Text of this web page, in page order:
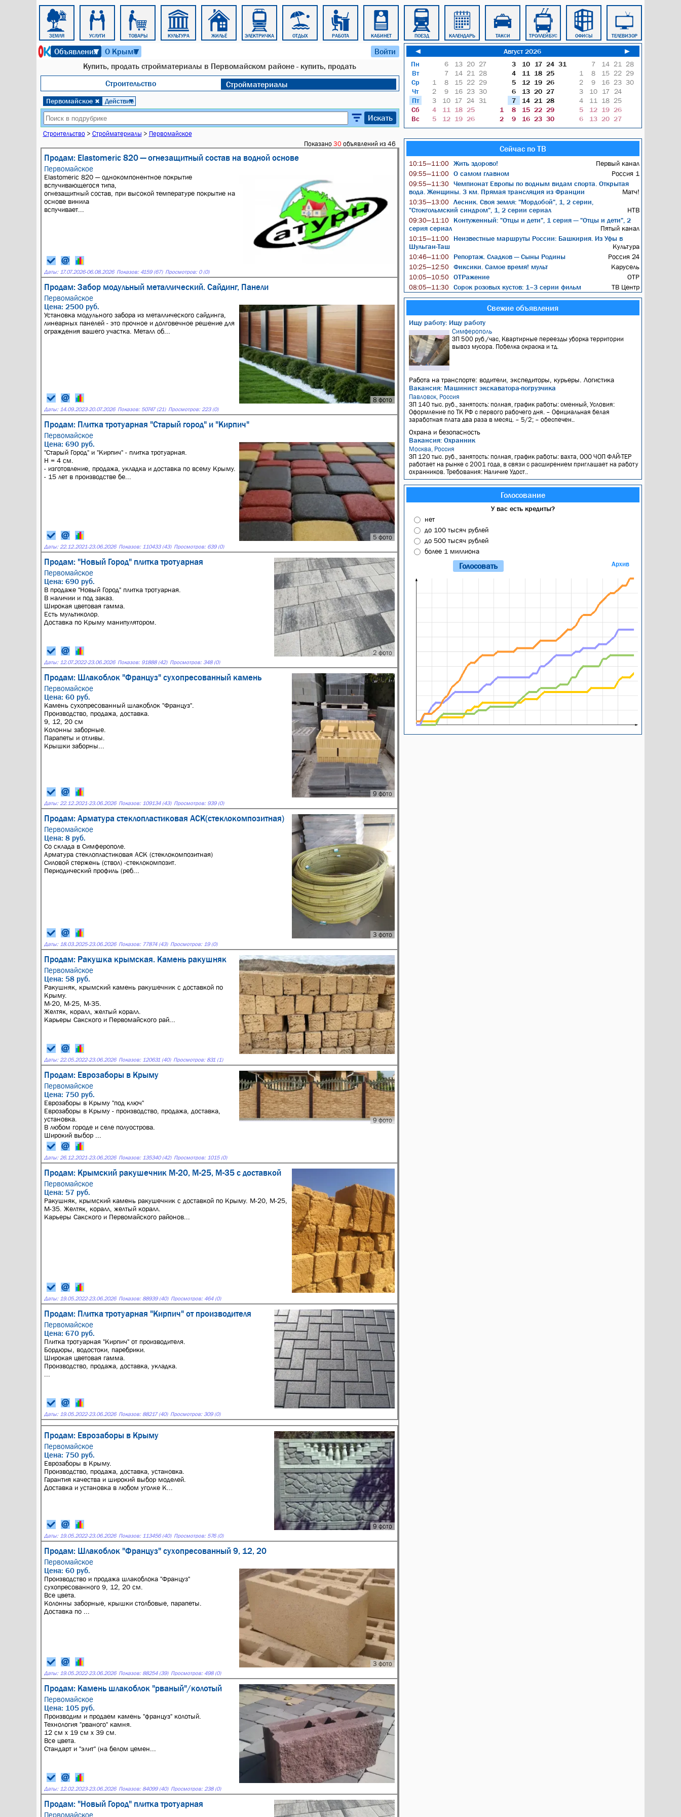
ЗЕМЛЯ УСЛУГИ ТОВАРЫ КУЛЬТУРА ЖИЛЬЁ ЭЛЕКТРИЧКА ОТДЫХ РАБОТА КАБИНЕТ ПОЕЗД КАЛЕНДАРЬ ТАКСИ ТРОЛЛЕЙБУС ОФИСЫ ТЕЛЕВИЗОР
Объявления
▼ О Крыме
▼ Войти
Купить, продать стройматериалы в Первомайском районе - купить, продать
Строительство
Стройматериалы
Первомайское ✖ Действие
▼
Искать
Строительство> Стройматериалы > Первомайское
Показано 30 объявлений из 46
Продам: Еlastomeric 820 — огнезащитный состав на водной основе
Первомайское
Еlastomeric 820 — однокомпонентное покрытие
вспучивающегося типа,
огнезащитный состав, при высокой температуре покрытие на
основе винила
вспучивает...
Даты: 17.07.2026-06.08.2026 Показов: 4159 (67) Просмотров: 0 (0)
Продам: Забор модульный металлический. Сайдинг, Панели
Первомайское
8 фото
Цена: 2500 руб.
Установка модульного забора из металлического сайдинга,
линеарных панелей - это прочное и долговечное решение для
ограждения вашего участка. Металл об...
Даты: 14.09.2023-20.07.2026 Показов: 50747 (21) Просмотров: 223 (0)
Продам: Плитка тротуарная "Старый город" и "Кирпич"
Первомайское
5 фото
Цена: 690 руб.
"Старый Город" и "Кирпич" - плитка тротуарная.
H = 4 см.
- изготовление, продажа, укладка и доставка по всему Крыму.
- 15 лет в производстве бе...
Даты: 22.12.2021-23.06.2026 Показов: 110433 (43) Просмотров: 639 (0)
Продам: "Новый Город" плитка тротуарная
Первомайское
2 фото
Цена: 690 руб.
В продаже "Новый Город" плитка тротуарная.
В наличии и под заказ.
Широкая цветовая гамма.
Есть мультиколор.
Доставка по Крыму манипулятором.
Даты: 12.07.2022-23.06.2026 Показов: 91888 (42) Просмотров: 348 (0)
Продам: Шлакоблок "Француз" сухопресованный камень
Первомайское
9 фото
Цена: 60 руб.
Камень сухопресованный шлакоблок "Француз".
Производство, продажа, доставка.
9, 12, 20 см
Колонны заборные.
Парапеты и отливы.
Крышки заборны...
Даты: 22.12.2021-23.06.2026 Показов: 109134 (43) Просмотров: 939 (0)
Продам: Арматура стеклопластиковая АСК(стеклокомпозитная)
Первомайское
3 фото
Цена: 8 руб.
Со склада в Симферополе.
Арматура стеклопластиковая АСК (стеклокомпозитная)
Силовой стержень (ствол) -стеклокомпозит.
Периодический профиль (реб...
Даты: 18.03.2025-23.06.2026 Показов: 77874 (43) Просмотров: 19 (0)
Продам: Ракушка крымская. Камень ракушняк
Первомайское
Цена: 58 руб.
Ракушняк, крымский камень ракушечник с доставкой по
Крыму.
М-20, М-25, М-35.
Желтяк, коралл, желтый коралл.
Карьеры Сакского и Первомайского рай...
Даты: 22.05.2022-23.06.2026 Показов: 120631 (40) Просмотров: 831 (1)
Продам: Еврозаборы в Крыму
Первомайское
9 фото
Цена: 750 руб.
Еврозаборы в Крыму "под ключ"
Еврозаборы в Крыму - производство, продажа, доставка,
установка.
В любом городе и селе полуострова.
Широкий выбор ...
Даты: 26.12.2021-23.06.2026 Показов: 135340 (42) Просмотров: 1015 (0)
Продам: Крымский ракушечник М-20, М-25, М-35 с доставкой
Первомайское
Цена: 57 руб.
Ракушняк, крымский камень ракушечник с доставкой по Крыму. М-20, М-25,
М-35. Желтяк, коралл, желтый коралл.
Карьеры Сакского и Первомайского районов...
Даты: 19.05.2022-23.06.2026 Показов: 88939 (40) Просмотров: 464 (0)
Продам: Плитка тротуарная "Кирпич" от производителя
Первомайское
Цена: 670 руб.
Плитка тротуарная "Кирпич" от производителя.
Бордюры, водостоки, паребрики.
Широкая цветовая гамма.
Производство, продажа, доставка, укладка.
Даты: 19.05.2022-23.06.2026 Показов: 88217 (40) Просмотров: 309 (0)
Продам: Еврозаборы в Крыму
Первомайское
9 фото
Цена: 750 руб.
Еврозаборы в Крыму.
Производство, продажа, доставка, установка.
Гарантия качества и широкий выбор моделей.
Доставка и установка в любом уголке К...
Даты: 19.05.2022-23.06.2026 Показов: 113456 (40) Просмотров: 576 (0)
Продам: Шлакоблок "Француз" сухопресованный 9, 12, 20
Первомайское
3 фото
Цена: 60 руб.
Производство и продажа шлакоблока "Француз"
сухопресованного 9, 12, 20 см.
Все цвета.
Колонны заборные, крышки столбовые, парапеты.
Доставка по ...
Даты: 19.05.2022-23.06.2026 Показов: 88254 (39) Просмотров: 498 (0)
Продам: Камень шлакоблок "рваный"/колотый
Первомайское
Цена: 105 руб.
Производим и продаем камень "француз" колотый.
Технология "рваного" камня.
12 см х 19 см х 39 см.
Все цвета.
Стандарт и "элит" (на белом цемен...
Даты: 12.02.2023-23.06.2026 Показов: 84099 (40) Просмотров: 238 (0)
Продам: "Новый Город" плитка тротуарная
Первомайское
◄ Август 2026
►
Пн
Вт
Ср
Чт
Пт
Сб
Вс
6 13 20 27
7
14 21
28
1
8 15 22 29
2
9 16 23 30
3
10 17 24 31
4
11 18 25
5
12 19 26
3 10 17 24 31
4
11 18 25
5
12 19 26
6
13 20 27
7
14 21
28
1
8 15 22 29
2
9 16 23 30
7 14 21
28
1
8 15 22 29
2
9 16 23 30
3
10 17
24
4
11 18 25
5
12 19 26
6
13 20 27
Сейчас по ТВ
10:15—11:00 Жить здорово! Первый канал
09:55—11:00 О самом главном Россия 1
09:55—11:30
Чемпионат Европы по водным видам спорта. Открытая
вода. Женщины. 3 км. Прямая трансляция из Франции
Матч!
10:35—13:00
Лесник. Своя земля: "Мордобой", 1, 2 серии,
"Стокгольмский синдром", 1, 2 серии сериал
НТВ
09:30—11:10
Контуженный: "Отцы и дети", 1 серия — "Отцы и дети", 2
серия сериал
Пятый канал
10:15—11:00
Неизвестные маршруты России: Башкирия. Из Уфы в
Шульган-Таш
Культура
10:46—11:00 Репортаж. Сладков — Сыны Родины Россия 24
10:25—12:50 Фиксики. Самое время! мульт Карусель
10:05—10:50 ОТРажение ОТР
08:05—11:30 Сорок розовых кустов: 1–3 серии фильм ТВ Центр
Свежие объявления
Ищу работу: Ищу работу
Симферополь
ЗП 500 руб./час, Квартирные переезды уборка территории
вывоз мусора. Побелка окраска и тд.
Работа на транспорте: водители, экспедиторы, курьеры. Логистика
Вакансия: Машинист экскаватора-погрузчика
Павловск, Россия
ЗП 140 тыс. руб., занятость: полная, график работы: сменный, Условия:
Оформление по ТК РФ с первого рабочего дня. – Официальная белая
заработная плата два раза в месяц. – 5/2; – обеспечен..
Охрана и безопасность
Вакансия: Охранник
Москва, Россия
ЗП 120 тыс. руб., занятость: полная, график работы: вахта, ООО ЧОП ФАЙ-ТЕР
работает на рынке с 2001 года, в связи с расширением приглашает на работу
охранников. Требования: Наличие Удост..
Голосование
У вас есть кредиты?
нет
до 100 тысяч рублей
до 500 тысяч рублей
более 1 миллиона
Архив